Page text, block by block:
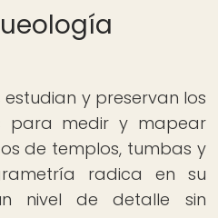
y preservan los
para medir y mapear
de templos, tumbas y
radica en su
nivel de detalle sin